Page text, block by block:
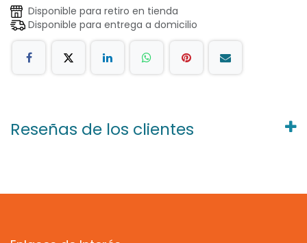
Disponible para retiro en tienda
Disponible para entrega a domicilio
Reseñas de los clientes